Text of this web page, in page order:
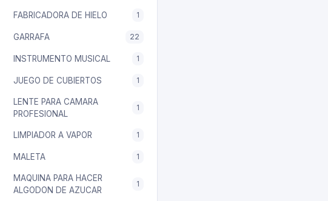
FABRICADORA DE HIELO 1
GARRAFA 22
INSTRUMENTO MUSICAL 1
JUEGO DE CUBIERTOS 1
LENTE PARA CAMARA
PROFESIONAL
1
LIMPIADOR A VAPOR 1
MALETA 1
MAQUINA PARA HACER
ALGODON DE AZUCAR
1